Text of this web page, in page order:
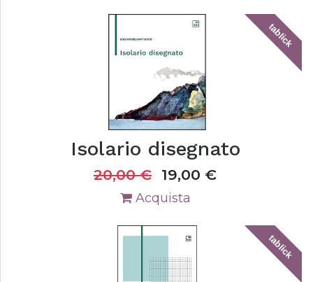
tablick
Isolario disegnato
20,00€ 19,00 €
Acquista
tablick